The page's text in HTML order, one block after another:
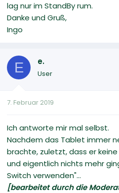
lag nur im StandBy rum.
Danke und Gruß,
Ingo
E e.
User
7. Februar 2019
Ich antworte mir mal selbst.
Nachdem das Tablet immer
brachte, zuletzt, dass er
und eigentlich nichts mehr
Switch verwenden"...
[bearbeitet durch die